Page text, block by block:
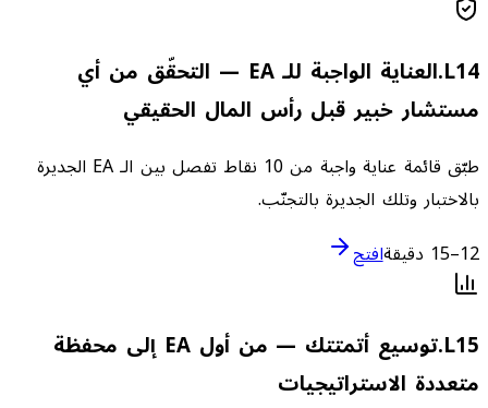
L14
.
العناية الواجبة للـ EA — التحقّق من أي
مستشار خبير قبل رأس المال الحقيقي
طبّق قائمة عناية واجبة من 10 نقاط تفصل بين الـ EA الجديرة
بالاختبار وتلك الجديرة بالتجنّب.
12–15 دقيقة
افتح
L15
.
توسيع أتمتتك — من أول EA إلى محفظة
متعددة الاستراتيجيات